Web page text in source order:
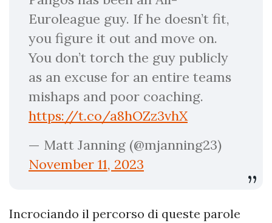
Euroleague guy. If he doesn’t fit,
you figure it out and move on.
You don’t torch the guy publicly
as an excuse for an entire teams
mishaps and poor coaching.
https://t.co/a8hOZz3vhX
— Matt Janning (@mjanning23)
November 11, 2023
Incrociando il percorso di queste parole